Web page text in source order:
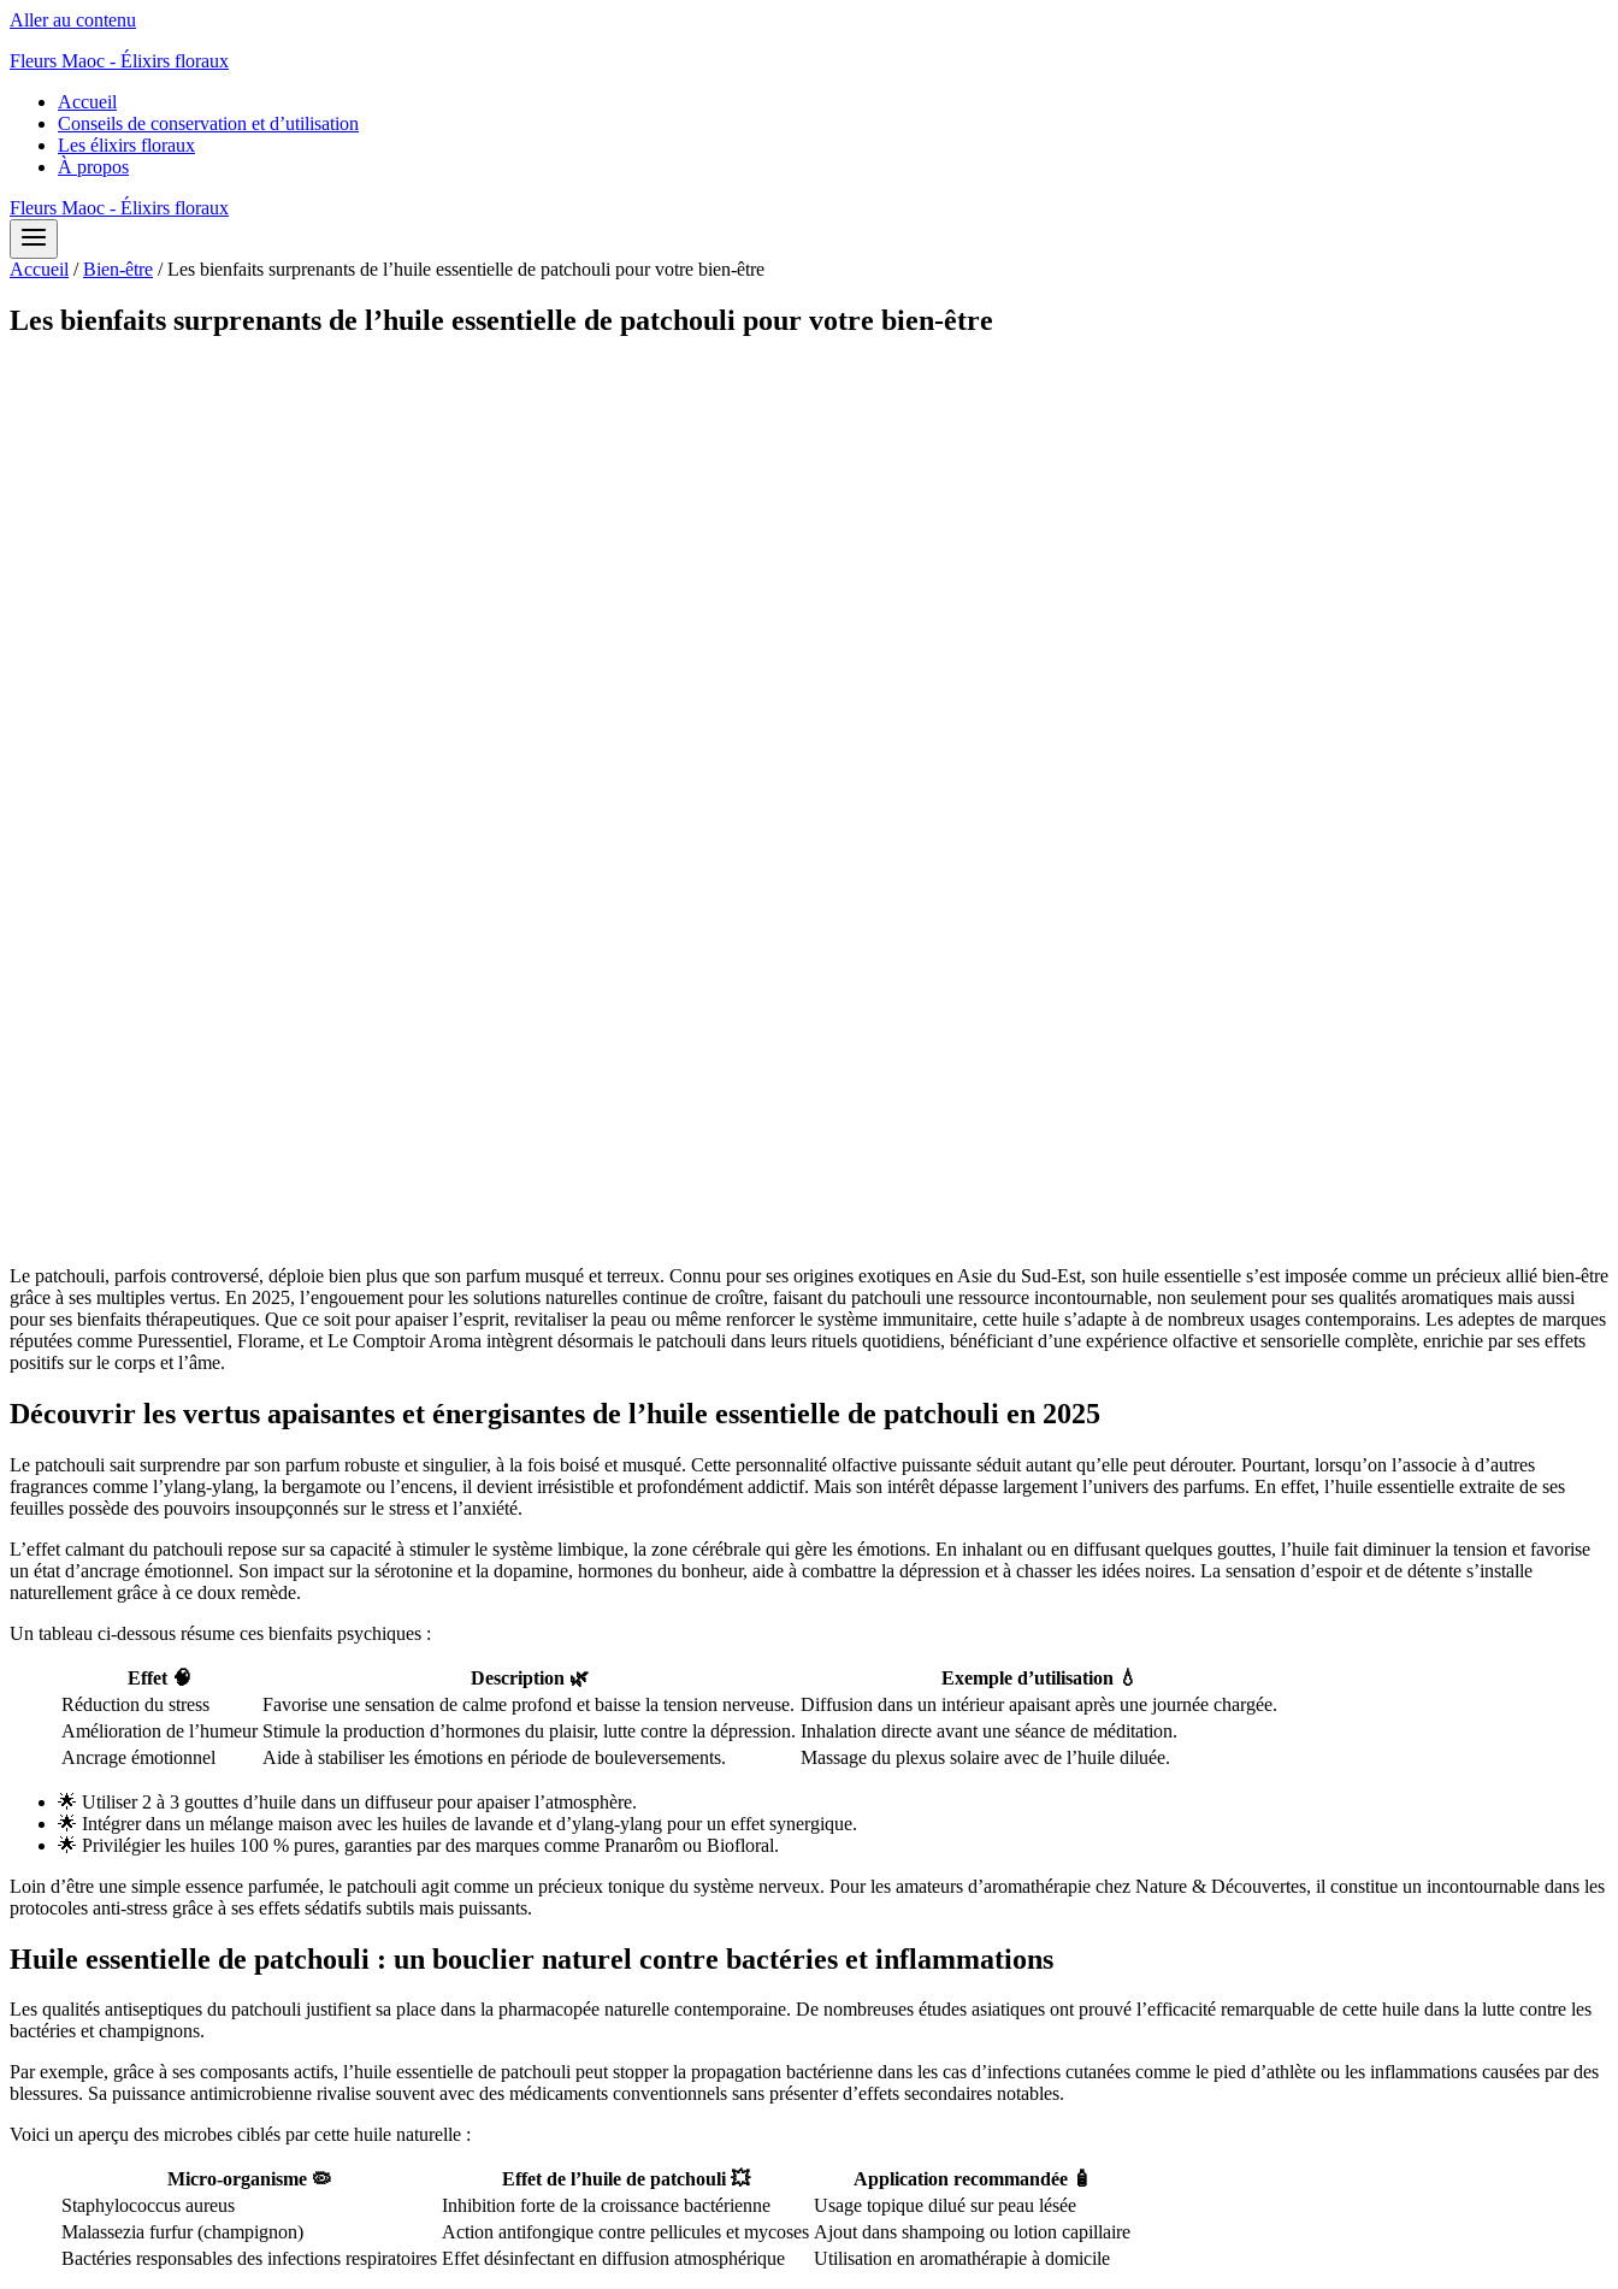
Aller au contenu
Fleurs Maoc - Élixirs floraux
Accueil
Conseils de conservation et d’utilisation
Les élixirs floraux
À propos
Fleurs Maoc - Élixirs floraux
Accueil / Bien-être / Les bienfaits surprenants de l’huile essentielle de patchouli pour votre bien-être
Les bienfaits surprenants de l’huile essentielle de patchouli pour votre bien-être
Le patchouli, parfois controversé, déploie bien plus que son parfum musqué et terreux. Connu pour ses origines exotiques en Asie du Sud-Est, son huile essentielle s’est imposée comme un précieux allié bien-être
grâce à ses multiples vertus. En 2025, l’engouement pour les solutions naturelles continue de croître, faisant du patchouli une ressource incontournable, non seulement pour ses qualités aromatiques mais aussi
pour ses bienfaits thérapeutiques. Que ce soit pour apaiser l’esprit, revitaliser la peau ou même renforcer le système immunitaire, cette huile s’adapte à de nombreux usages contemporains. Les adeptes de marques
réputées comme Puressentiel, Florame, et Le Comptoir Aroma intègrent désormais le patchouli dans leurs rituels quotidiens, bénéficiant d’une expérience olfactive et sensorielle complète, enrichie par ses effets
positifs sur le corps et l’âme.
Découvrir les vertus apaisantes et énergisantes de l’huile essentielle de patchouli en 2025
Le patchouli sait surprendre par son parfum robuste et singulier, à la fois boisé et musqué. Cette personnalité olfactive puissante séduit autant qu’elle peut dérouter. Pourtant, lorsqu’on l’associe à d’autres
fragrances comme l’ylang-ylang, la bergamote ou l’encens, il devient irrésistible et profondément addictif. Mais son intérêt dépasse largement l’univers des parfums. En effet, l’huile essentielle extraite de ses
feuilles possède des pouvoirs insoupçonnés sur le stress et l’anxiété.
L’effet calmant du patchouli repose sur sa capacité à stimuler le système limbique, la zone cérébrale qui gère les émotions. En inhalant ou en diffusant quelques gouttes, l’huile fait diminuer la tension et favorise
un état d’ancrage émotionnel. Son impact sur la sérotonine et la dopamine, hormones du bonheur, aide à combattre la dépression et à chasser les idées noires. La sensation d’espoir et de détente s’installe
naturellement grâce à ce doux remède.
Un tableau ci-dessous résume ces bienfaits psychiques :
Effet 🧠 Description 🌿
Exemple d’utilisation 💧
Réduction du stress
Favorise une sensation de calme profond et baisse la tension nerveuse. Diffusion dans un intérieur apaisant après une journée chargée.
Amélioration de l’humeur Stimule la production d’hormones du plaisir, lutte contre la dépression. Inhalation directe avant une séance de méditation.
Ancrage émotionnel
Aide à stabiliser les émotions en période de bouleversements. Massage du plexus solaire avec de l’huile diluée.
🌟 Utiliser 2 à 3 gouttes d’huile dans un diffuseur pour apaiser l’atmosphère.
🌟 Intégrer dans un mélange maison avec les huiles de lavande et d’ylang-ylang pour un effet synergique.
🌟 Privilégier les huiles 100 % pures, garanties par des marques comme Pranarôm ou Biofloral.
Loin d’être une simple essence parfumée, le patchouli agit comme un précieux tonique du système nerveux. Pour les amateurs d’aromathérapie chez Nature & Découvertes, il constitue un incontournable dans les
protocoles anti-stress grâce à ses effets sédatifs subtils mais puissants.
Huile essentielle de patchouli : un bouclier naturel contre bactéries et inflammations
Les qualités antiseptiques du patchouli justifient sa place dans la pharmacopée naturelle contemporaine. De nombreuses études asiatiques ont prouvé l’efficacité remarquable de cette huile dans la lutte contre les
bactéries et champignons.
Par exemple, grâce à ses composants actifs, l’huile essentielle de patchouli peut stopper la propagation bactérienne dans les cas d’infections cutanées comme le pied d’athlète ou les inflammations causées par des
blessures. Sa puissance antimicrobienne rivalise souvent avec des médicaments conventionnels sans présenter d’effets secondaires notables.
Voici un aperçu des microbes ciblés par cette huile naturelle :
Micro-organisme 🦠 Effet de l’huile de patchouli 💥
Application recommandée 🧴
Staphylococcus aureus
Inhibition forte de la croissance bactérienne
Usage topique dilué sur peau lésée
Malassezia furfur (champignon)
Action antifongique contre pellicules et mycoses Ajout dans shampoing ou lotion capillaire
Bactéries responsables des infections respiratoires Effet désinfectant en diffusion atmosphérique Utilisation en aromathérapie à domicile